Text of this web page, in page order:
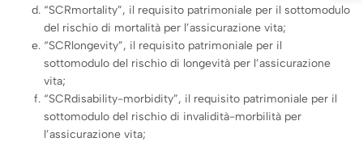
“SCRmortality”, il requisito patrimoniale per il sottomodulo
del rischio di mortalità per l’assicurazione vita;
“SCRlongevity”, il requisito patrimoniale per il
sottomodulo del rischio di longevità per l’assicurazione
vita;
“SCRdisability-morbidity”, il requisito patrimoniale per il
sottomodulo del rischio di invalidità-morbilità per
l’assicurazione vita;